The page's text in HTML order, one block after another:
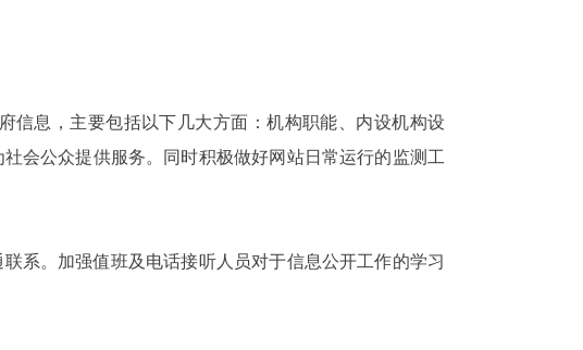
信息，主要包括以下几大方面：机构职能、内设机构设
会公众提供服务。同时积极做好网站日常运行的监测工
系。加强值班及电话接听人员对于信息公开工作的学习